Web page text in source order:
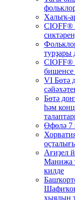
Халыҡ-
CIOFF®
турҙары
CIOFF®
VI Бөтә
Бөтә
һәм
Өфөлә 7
Ағиҙел
Манижа
килде
хыялын